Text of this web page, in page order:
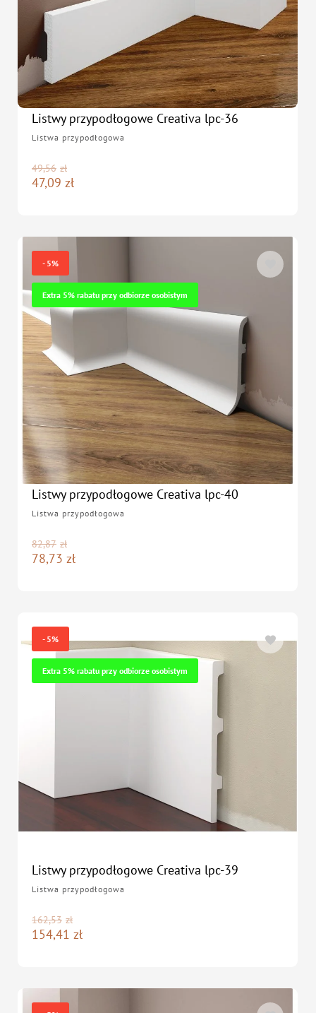
Listwy przypodłogowe Creativa lpc-36
Listwa przypodłogowa
zł
49,56
zł
47,09
- 5%
Extra 5% rabatu przy odbiorze osobistym
Listwy przypodłogowe Creativa lpc-40
Listwa przypodłogowa
zł
82,87
zł
78,73
- 5%
Extra 5% rabatu przy odbiorze osobistym
Listwy przypodłogowe Creativa lpc-39
Listwa przypodłogowa
zł
162,53
zł
154,41